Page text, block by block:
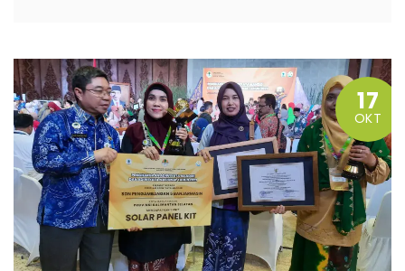
17
OKT